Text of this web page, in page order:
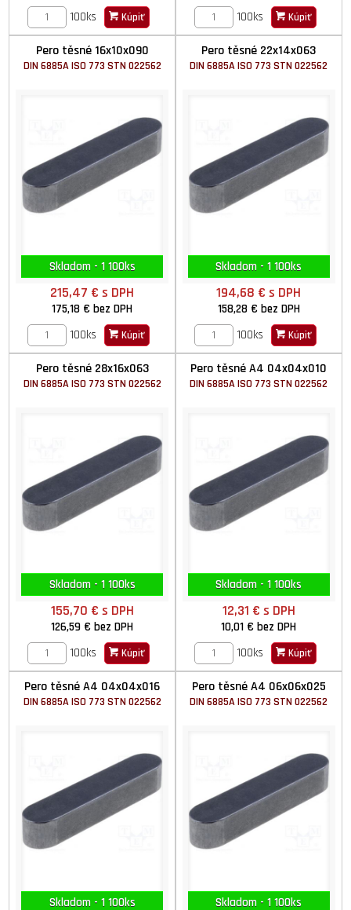
100ks
Kúpiť
100ks
Kúpiť
Pero těsné 16x10x090
DIN 6885A ISO 773 STN 022562
Skladom - 1 100ks
215,47 €s DPH
175,18 €bez DPH
100ks
Kúpiť
Pero těsné 22x14x063
DIN 6885A ISO 773 STN 022562
Skladom - 1 100ks
194,68 €s DPH
158,28 € bez DPH
100ks
Kúpiť
Pero těsné 28x16x063
DIN 6885A ISO 773 STN 022562
Skladom - 1 100ks
155,70 € s DPH
126,59 €bez DPH
100ks
Kúpiť
Pero těsné A4 04x04x010
DIN 6885A ISO 773 STN 022562
Skladom - 1 100ks
12,31 € s DPH
10,01 €bez DPH
100ks
Kúpiť
Pero těsné A4 04x04x016
DIN 6885A ISO 773 STN 022562
Skladom - 1 100ks
Pero těsné A4 06x06x025
DIN 6885A ISO 773 STN 022562
Skladom - 1 100ks